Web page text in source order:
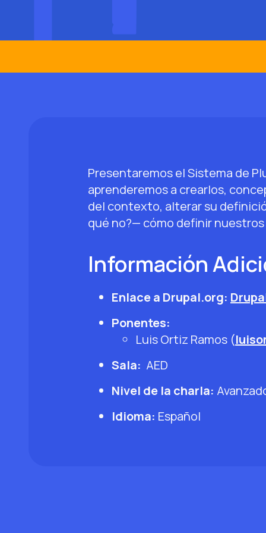
Presentaremos el Sistema de
aprenderemos a crearlos,
del contexto, alterar su
qué no?— cómo definir
Información
Enlace a Drupal.org:
Ponentes:
Luis Ortiz Ramos (
Sala: AED
Nivel de la charla:
Idioma: Español